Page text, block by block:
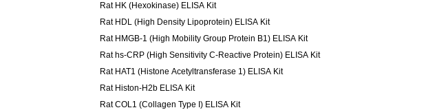
Rat HK (Hexokinase) ELISA Kit
Rat HDL (High Density Lipoprotein) ELISA Kit
Rat HMGB-1 (High Mobility Group Protein B1) ELISA Kit
Rat hs-CRP (High Sensitivity C-Reactive Protein) ELISA Kit
Rat HAT1 (Histone Acetyltransferase 1) ELISA Kit
Rat Histon-H2b ELISA Kit
Rat COL1 (Collagen Type I) ELISA Kit